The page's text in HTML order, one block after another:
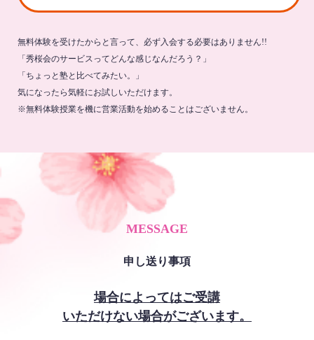
無料体験を受けたからと言って、必ず入会する必要はありません!!
「秀桜会のサービスってどんな感じなんだろう？」
「ちょっと塾と比べてみたい。」
気になったら気軽にお試しいただけます。
※無料体験授業を機に営業活動を始めることはございません。
MESSAGE
申し送り事項
場合によってはご受講
いただけない場合がございます。